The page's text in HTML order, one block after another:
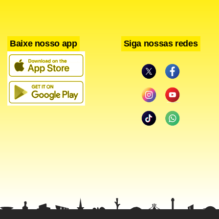
encarregaram da lavagem de dinheiro o doleiro Alberto
Youssef, o empresário Júlio Camargo e os lobistas Mário
Baixe nosso app Siga nossas redes